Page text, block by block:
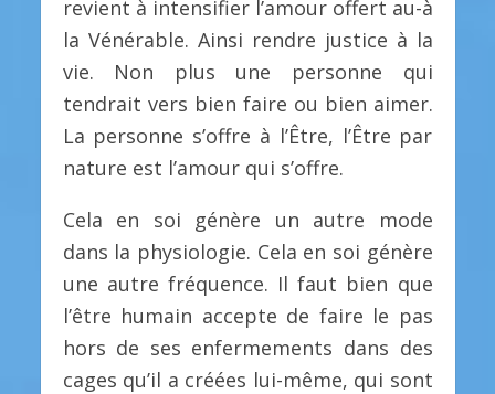
revient à intensifier l’amour offert au-à
la Vénérable. Ainsi rendre justice à la
vie. Non plus une personne qui
tendrait vers bien faire ou bien aimer.
La personne s’offre à l’Être, l’Être par
nature est l’amour qui s’offre.
Cela en soi génère un autre mode
dans la physiologie. Cela en soi génère
une autre fréquence. Il faut bien que
l’être humain accepte de faire le pas
hors de ses enfermements dans des
cages qu’il a créées lui-même, qui sont